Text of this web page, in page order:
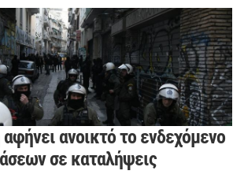
ανοικτό το ενδεχόμενο
σε καταλήψεις